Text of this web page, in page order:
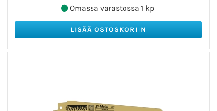
Omassa varastossa 1 kpl